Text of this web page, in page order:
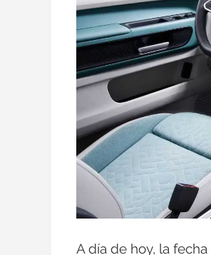
A día de hoy, la